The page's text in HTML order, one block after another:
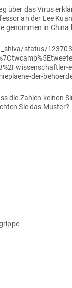
über das Virus
an der Lee
genommen in China
status/
der-
die Zahlen keinen
Sie das Muster?